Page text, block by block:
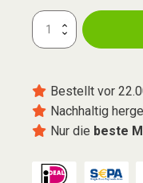
Offer
Menge
Bestellt vor
Nachhaltig
Nur die beste